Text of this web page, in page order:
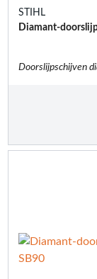
STIHL
Diamant-
Doorslijpschijven